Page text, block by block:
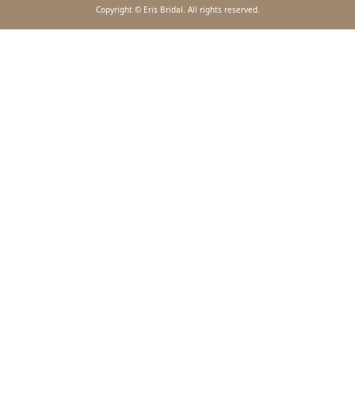
Copyright © Eris Bridal. All rights reserved.